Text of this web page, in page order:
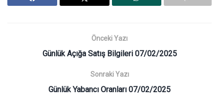
Önceki Yazı
Günlük Açığa Satış Bilgileri 07/02/2025
Sonraki Yazı
Günlük Yabancı Oranları 07/02/2025